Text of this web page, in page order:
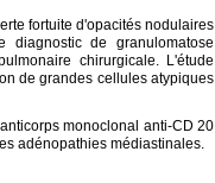
fortuite d'opacités nodulaires
diagnostic de granulomatose
chirurgicale. L'étude
de grandes cellules atypiques
monoclonal anti-CD 20
adénopathies médiastinales.